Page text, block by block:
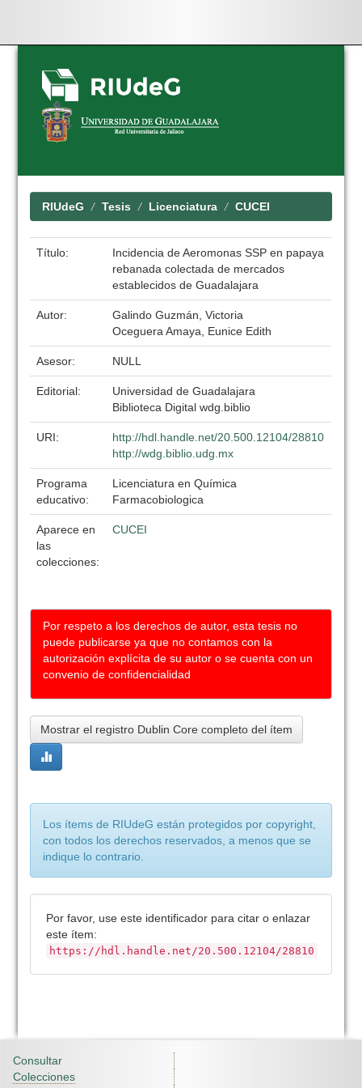
Skip
navigation
RIUdeG Tesis Licenciatura CUCEI
Título:
Incidencia de Aeromonas SSP en papaya
rebanada colectada de mercados
establecidos de Guadalajara
Autor:
Galindo Guzmán, Victoria
Oceguera Amaya, Eunice Edith
Asesor: NULL
Editorial:
Universidad de Guadalajara
Biblioteca Digital wdg.biblio
URI:
http://hdl.handle.net/20.500.12104/28810
http://wdg.biblio.udg.mx
Programa
educativo:
Licenciatura en Química
Farmacobiologica
Aparece en
las
colecciones:
CUCEI
Por respeto a los derechos de autor, esta tesis no
puede publicarse ya que no contamos con la
autorización explícita de su autor o se cuenta con un
convenio de confidencialidad
Mostrar el registro Dublin Core completo del ítem
Los ítems de RIUdeG están protegidos por copyright,
con todos los derechos reservados, a menos que se
indique lo contrario.
Por favor, use este identificador para citar o enlazar
este ítem:
https://hdl.handle.net/20.500.12104/28810
Consultar
Colecciones